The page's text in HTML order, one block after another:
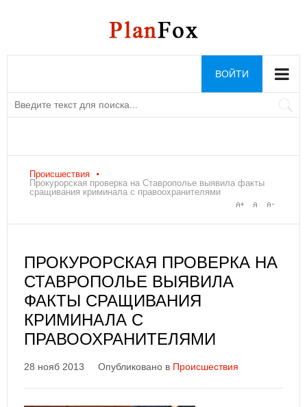
ВОЙТИ
Происшествия
Прокурорская проверка на Ставрополье выявила факты
сращивания криминала с правоохранителями
ПРОКУРОРСКАЯ ПРОВЕРКА НА
СТАВРОПОЛЬЕ ВЫЯВИЛА
ФАКТЫ СРАЩИВАНИЯ
КРИМИНАЛА С
ПРАВООХРАНИТЕЛЯМИ
28 нояб 2013 Опубликовано в Происшествия